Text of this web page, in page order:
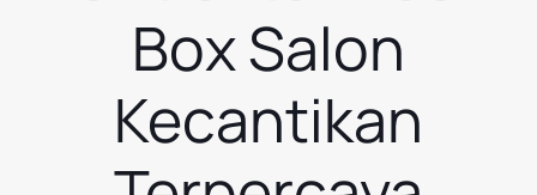
Box Salon
Kecantikan